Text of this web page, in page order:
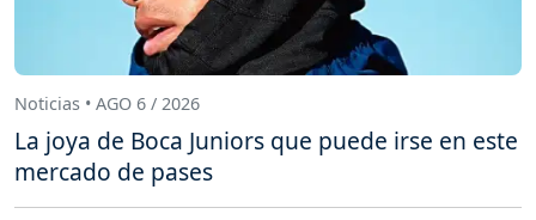
Noticias • AGO 6 / 2026
La joya de Boca Juniors que puede irse en este
mercado de pases